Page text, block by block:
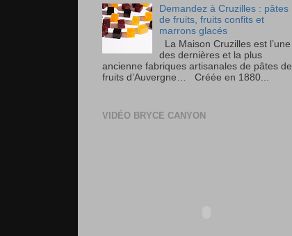
Demandez à Cruzilles : pâtes
de fruits, fruits confits et
marrons glacés
La Maison Cruzilles est l’une
des dernières et la plus
ancienne fabriques artisanales de pâtes de
fruits d’Auvergne… Créée en 1880...
VIDÉO BRYCE CANYON